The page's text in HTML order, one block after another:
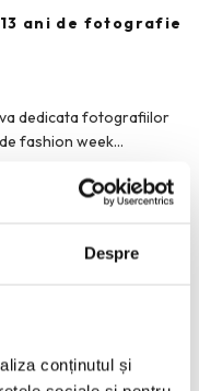
Despre
conținutul și
ani de fotografie
dedicata fotografiilor
fashion week...
Benz
de ocazie